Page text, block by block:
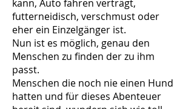
kann, Auto fahren verträgt,
futterneidisch, verschmust oder
eher ein Einzelgänger ist.
Nun ist es möglich, genau den
Menschen zu finden der zu ihm
passt.
Menschen die noch nie einen Hund
hatten und für dieses Abenteuer